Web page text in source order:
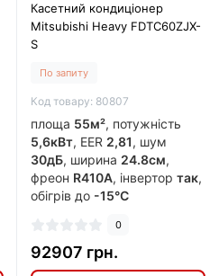
Касетний кондиціонер
Mitsubishi Heavy FDTC60ZJX-
S
По запиту
Код товару: 80807
площа 55м², потужність
5,6кВт, EER 2,81, шум
30дБ, ширина 24.8см,
фреон R410A, інвертор так,
обігрів до -15°C
0
92907 грн.